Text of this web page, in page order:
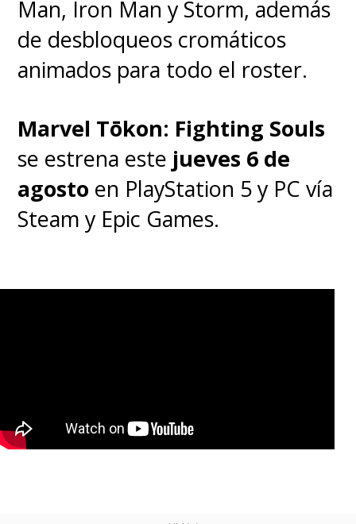
Man, Iron Man y Storm, además
de desbloqueos cromáticos
animados para todo el roster.
Marvel Tōkon: Fighting Souls
se estrena este jueves 6 de
agosto en PlayStation 5 y PC vía
Steam y Epic Games.